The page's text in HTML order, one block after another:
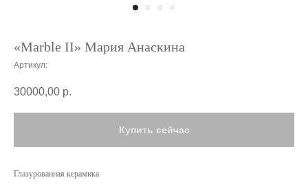
«Marble II» Мария Анаскина
Артикул:
30000,00 р.
Купить сейчас
Глазурованная керамика